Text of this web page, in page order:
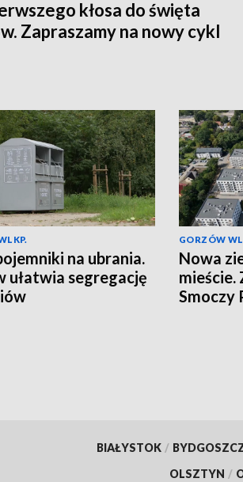
kłosa do święta
Zapraszamy na nowy cykl
na ubrania.
ułatwia segregację
GORZÓW
Nowa
mieście.
Smoczy
BIAŁYSTOK /
OLSZTYN /